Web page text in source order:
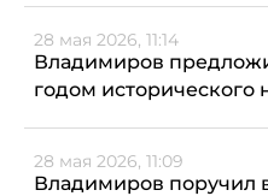
28 мая 2026, 11:14
Владимиров
годом исторического
28 мая 2026, 11:09
Владимиров поручил